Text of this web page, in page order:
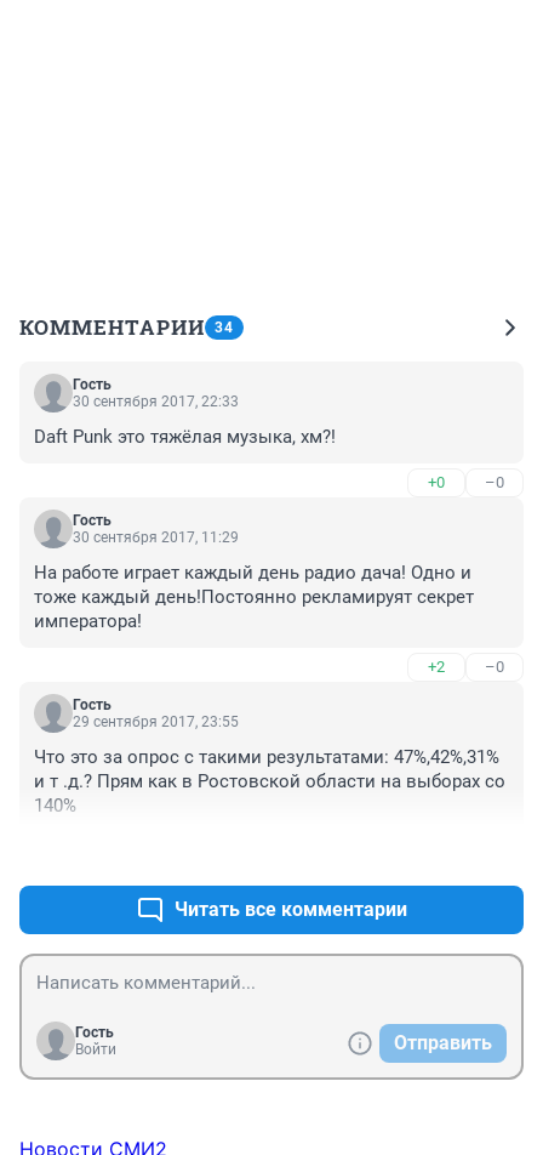
КОММЕНТАРИИ 34
Гость
30 сентября 2017, 22:33
Daft Punk это тяжёлая музыка, хм?!
+0 –0
Гость
30 сентября 2017, 11:29
На работе играет каждый день радио дача! Одно и
тоже каждый день!Постоянно рекламируят секрет
императора!
+2 –0
Гость
29 сентября 2017, 23:55
Что это за опрос с такими результатами: 47%,42%,31%
и т .д.? Прям как в Ростовской области на выборах со
140%
Читать все комментарии
Гость
Войти
Отправить
Новости СМИ2